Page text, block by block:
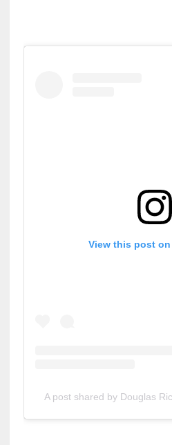
View this post
A post shared by Douglas